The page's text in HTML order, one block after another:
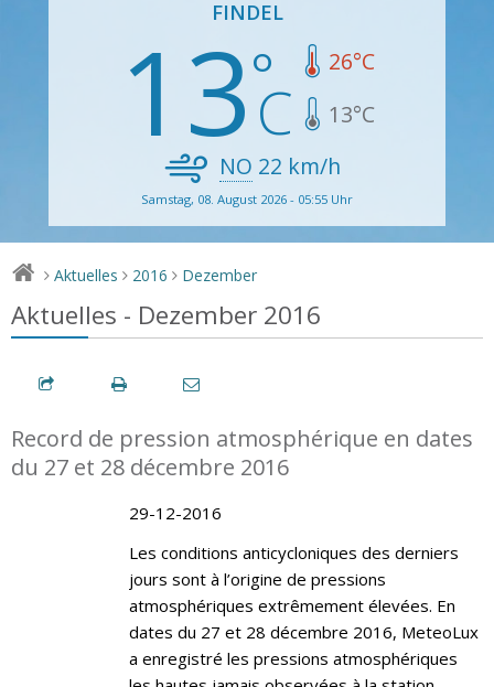
FINDEL
13 26°C
13°C
NO 22 km/h
Samstag, 08. August 2026 - 05:55 Uhr
> Aktuelles > 2016 > Dezember
Aktuelles - Dezember 2016
Record de pression atmosphérique en dates
du 27 et 28 décembre 2016
29-12-2016
Les conditions anticycloniques des derniers
jours sont à l’origine de pressions
atmosphériques extrêmement élevées. En
dates du 27 et 28 décembre 2016, MeteoLux
a enregistré les pressions atmosphériques